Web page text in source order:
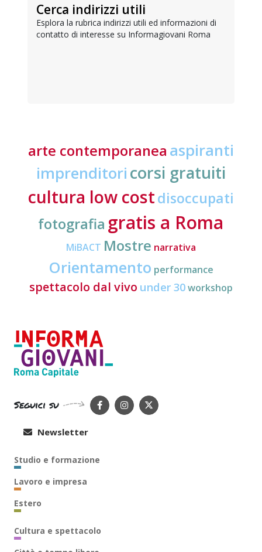
Cerca indirizzi utili
Esplora la rubrica indirizzi utili ed informazioni di
contatto di interesse su Informagiovani Roma
arte contemporanea aspiranti
imprenditori corsi gratuiti
cultura low costdisoccupati
fotografia gratis a Roma
MiBACT Mostre narrativa
Orientamento performance
spettacolo dal vivo under 30workshop
Seguici su
Newsletter
Studio e formazione
Lavoro e impresa
Estero
Cultura e spettacolo